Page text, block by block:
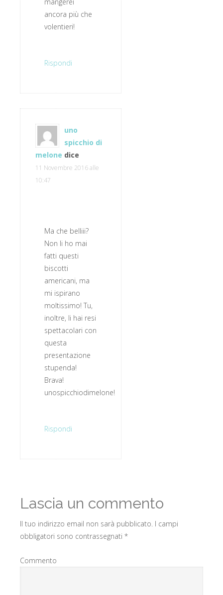
ancora più che
volentieri!
Rispondi
uno
spicchio di
melone dice
11 Novembre 2016 alle
10:47
Ma che belliii?
Non li ho mai
fatti questi
biscotti
americani, ma
mi ispirano
moltissimo! Tu,
inoltre, li hai resi
spettacolari con
questa
presentazione
stupenda!
Brava!
unospicchiodimelone!
Rispondi
Lascia un commento
Il tuo indirizzo email non sarà pubblicato. I campi
obbligatori sono contrassegnati *
Commento